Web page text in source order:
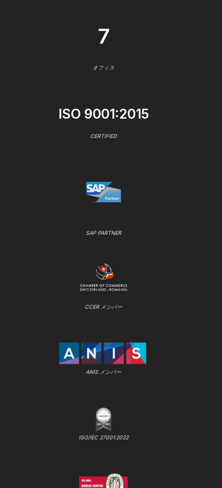
7
オフィス
ISO 9001:2015
CERTIFIED
SAP PARTNER
CCER メンバー
ANIS メンバー
ISO/IEC 27001:2022